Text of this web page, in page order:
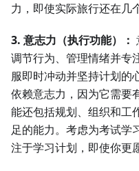
力，即使实际旅行还在几
3. 意志力（执行功能）：
调节行为、管理情绪并专
服即时冲动并坚持计划的
依赖意志力，因为它需要
能还包括规划、组织和工
足的能力。考虑为考试
注于学习计划，即使你更